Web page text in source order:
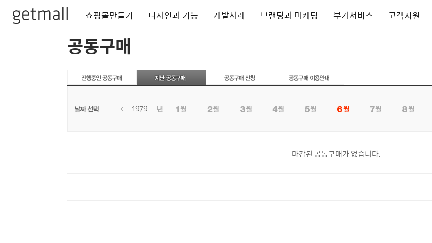
쇼핑몰만들기 디자인과 기능 개발사례 브랜딩과 마케팅 부가서비스 고객지원
공동구매
1979
마감된 공동구매가 없습니다.